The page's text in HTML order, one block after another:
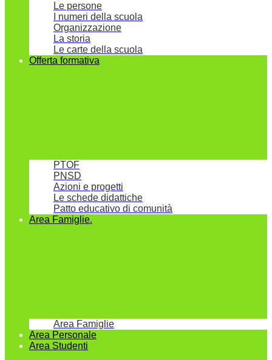
Le persone
I numeri della scuola
Organizzazione
La storia
Le carte della scuola
Offerta formativa
PTOF
PNSD
Azioni e progetti
Le schede didattiche
Patto educativo di comunità
Area Famiglie.
Area Famiglie
Area Personale
Area Studenti